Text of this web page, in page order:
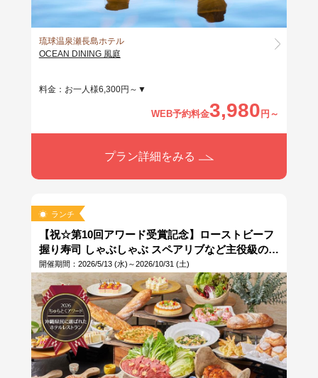
琉球温泉瀬長島ホテル
OCEAN DINING 風庭
料金：お一人様6,300円～▼
WEB予約料金3,980 円～
プラン詳細をみる
ランチ
【祝☆第10回アワード受賞記念】ローストビーフ
握り寿司 しゃぶしゃぶ スペアリブなど主役級の料
理が毎日食べ放題のランチビュッフェ★11:30／
13:30予約限定 ▶▶10％OFF◀◀今だけお得な料金
で『昼飲み』も出来ちゃう♪※当日11時まで予約
OK ※なはんちゅPAYご利用OK！
開催期間：2026/5/13 (水)～2026/10/31 (土)